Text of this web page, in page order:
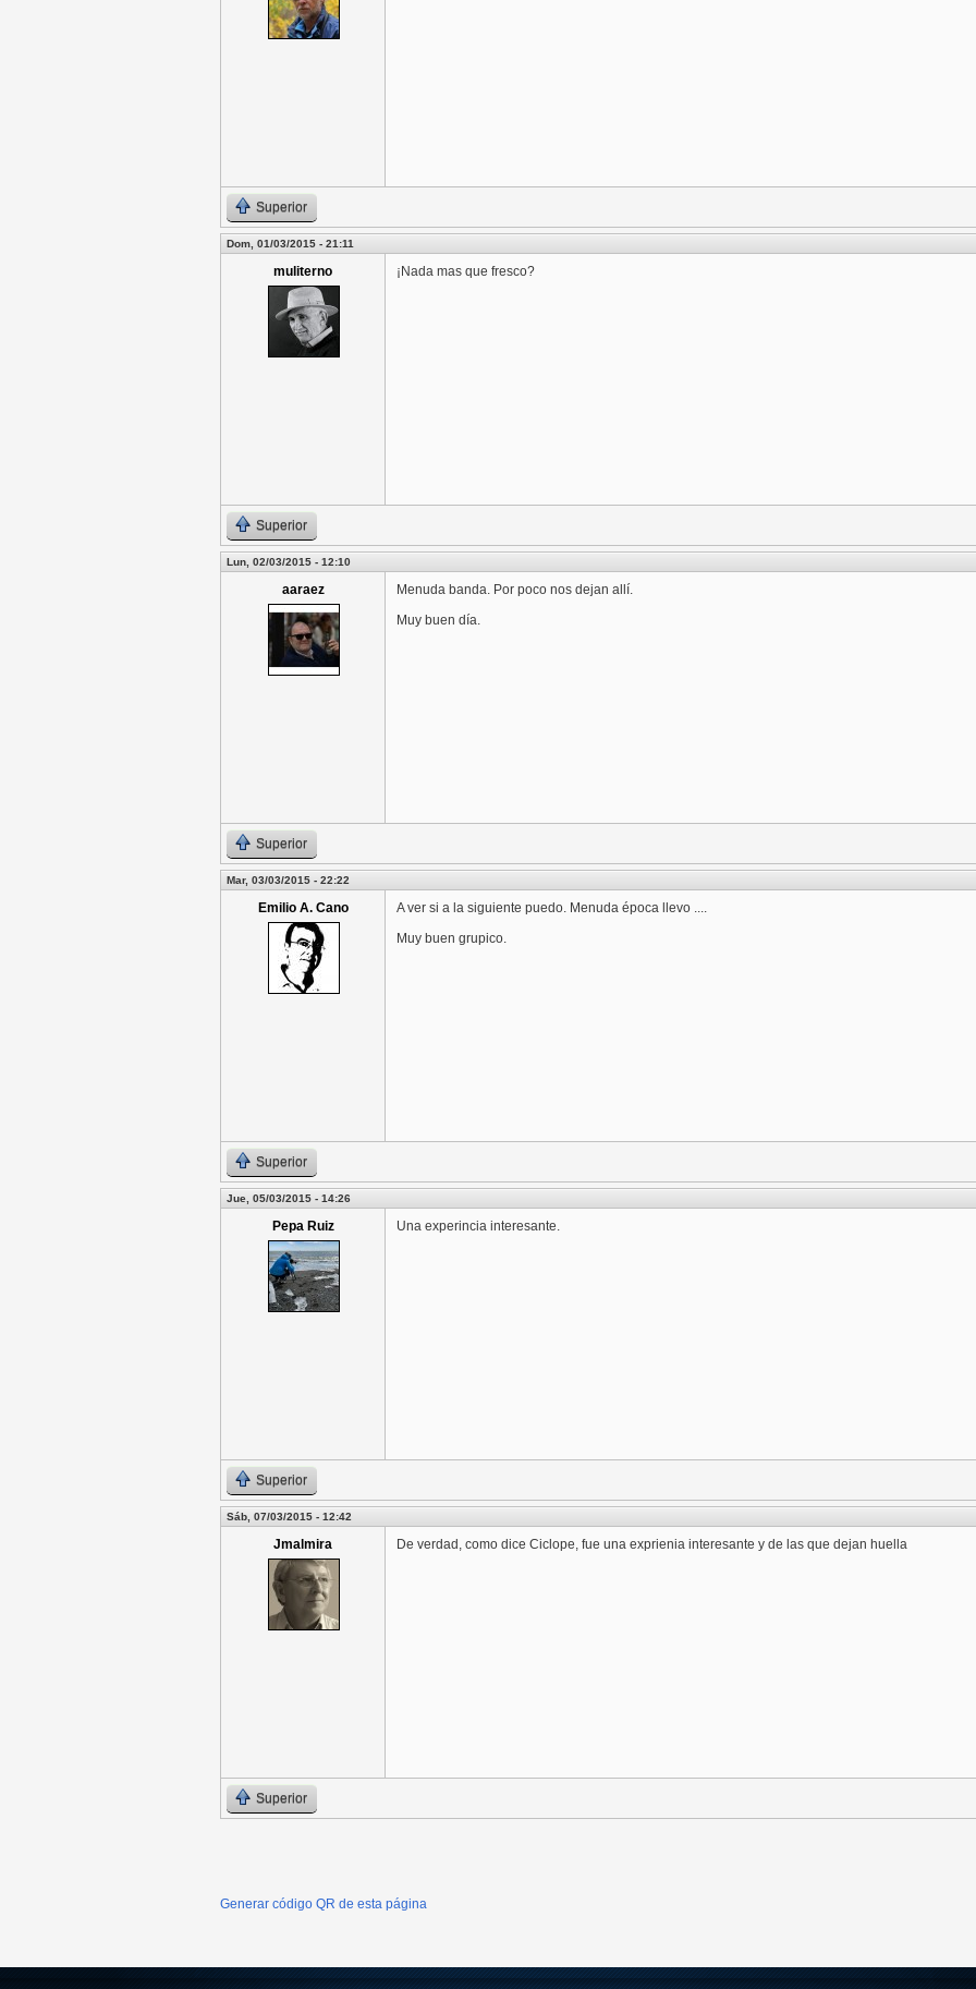
Superior
Dom, 01/03/2015 - 21:11
muliterno ¡Nada mas que fresco?
Superior
Lun, 02/03/2015 - 12:10
aaraez
Menuda banda. Por poco nos dejan allí.
Muy buen día.
Superior
Mar, 03/03/2015 - 22:22
Emilio A. Cano
A ver si a la siguiente puedo. Menuda época llevo ....
Muy buen grupico.
Superior
Jue, 05/03/2015 - 14:26
Pepa Ruiz Una experincia interesante.
Superior
Sáb, 07/03/2015 - 12:42
Jmalmira De verdad, como dice Ciclope, fue una exprienia interesante y de las que dejan huella
Superior
Generar código QR de esta página